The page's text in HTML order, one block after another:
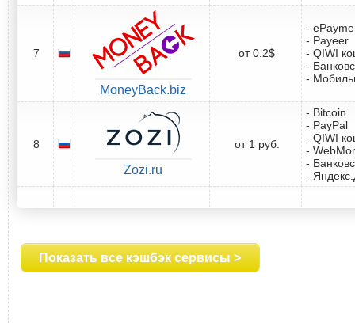
7
MoneyBack.biz
от 0.2$
-
- Payeer
- QIWI
-
-
8
Zozi.ru
от 1 руб.
- Bitcoin
- PayPal
- QIWI
-
-
-
Показать все кэшбэк сервисы >